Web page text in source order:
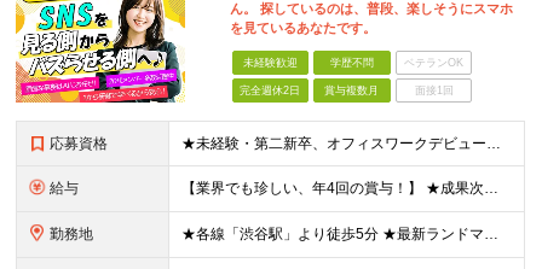
ん。 探しているのは、普段、楽しそうにスマホ
を見ているあなたです。
未経験歓迎 学歴不問 ベテランOK
完全週休2日 賞与複数月 面接1回
応募資格 ★未経験・第二新卒、オフィスワークデビュー大歓迎 ★平均年齢は28.6歳！ ★20代の若手メンバーが中心になって活躍している職場です！ ●学歴不問 ※35歳以下の方（若年層の長期キャリア形成） ★こ
給与 【業界でも珍しい、年4回の賞与！】 ★成果次第でスピード昇給可 →20代で年収700万〜900万超も！ ■未経験：月給26〜30万円＋賞与年4回（業績による）＋各種手当 ※経験・スキルを考慮して決定
勤務地 ★各線「渋谷駅」より徒歩5分 ★最新ランドマークオフィスです！ ★転勤はありません 【本社】 東京都渋谷区道玄坂2-25-12 道玄坂通 dogenzaka-dori 5階 ※(変更の範囲)上記を除